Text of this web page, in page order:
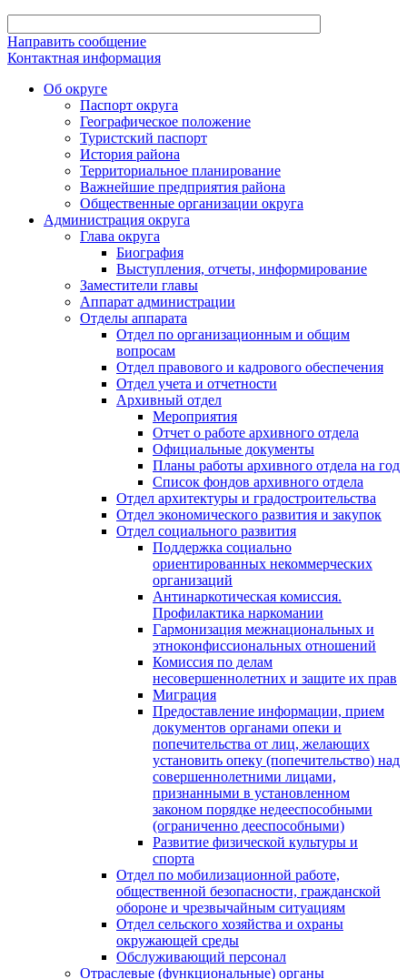
Направить сообщение
Контактная информация
Об округе
Паспорт округа
Географическое положение
Туристский паспорт
История района
Территориальное планирование
Важнейшие предприятия района
Общественные организации округа
Администрация округа
Глава округа
Биография
Выступления, отчеты, информирование
Заместители главы
Аппарат администрации
Отделы аппарата
Отдел по организационным и общим
вопросам
Отдел правового и кадрового обеспечения
Отдел учета и отчетности
Архивный отдел
Мероприятия
Отчет о работе архивного отдела
Официальные документы
Планы работы архивного отдела на год
Список фондов архивного отдела
Отдел архитектуры и градостроительства
Отдел экономического развития и закупок
Отдел социального развития
Поддержка социально
ориентированных некоммерческих
организаций
Антинаркотическая комиссия.
Профилактика наркомании
Гармонизация межнациональных и
этноконфиссиональных отношений
Комиссия по делам
несовершеннолетних и защите их прав
Миграция
Предоставление информации, прием
документов органами опеки и
попечительства от лиц, желающих
установить опеку (попечительство) над
совершеннолетними лицами,
признанными в установленном
законом порядке недееспособными
(ограниченно дееспособными)
Развитие физической культуры и
спорта
Отдел по мобилизационной работе,
общественной безопасности, гражданской
оборонe и чрезвычайным ситуациям
Отдел сельского хозяйства и охраны
окружающей среды
Обслуживающий персонал
Отраслевые (функциональные) органы